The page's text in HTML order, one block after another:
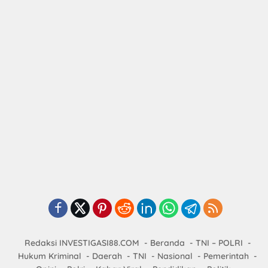
Redaksi INVESTIGASI88.COM Beranda
TNI – POLRI
Hukum Kriminal
Daerah TNI Nasional
Pemerintah